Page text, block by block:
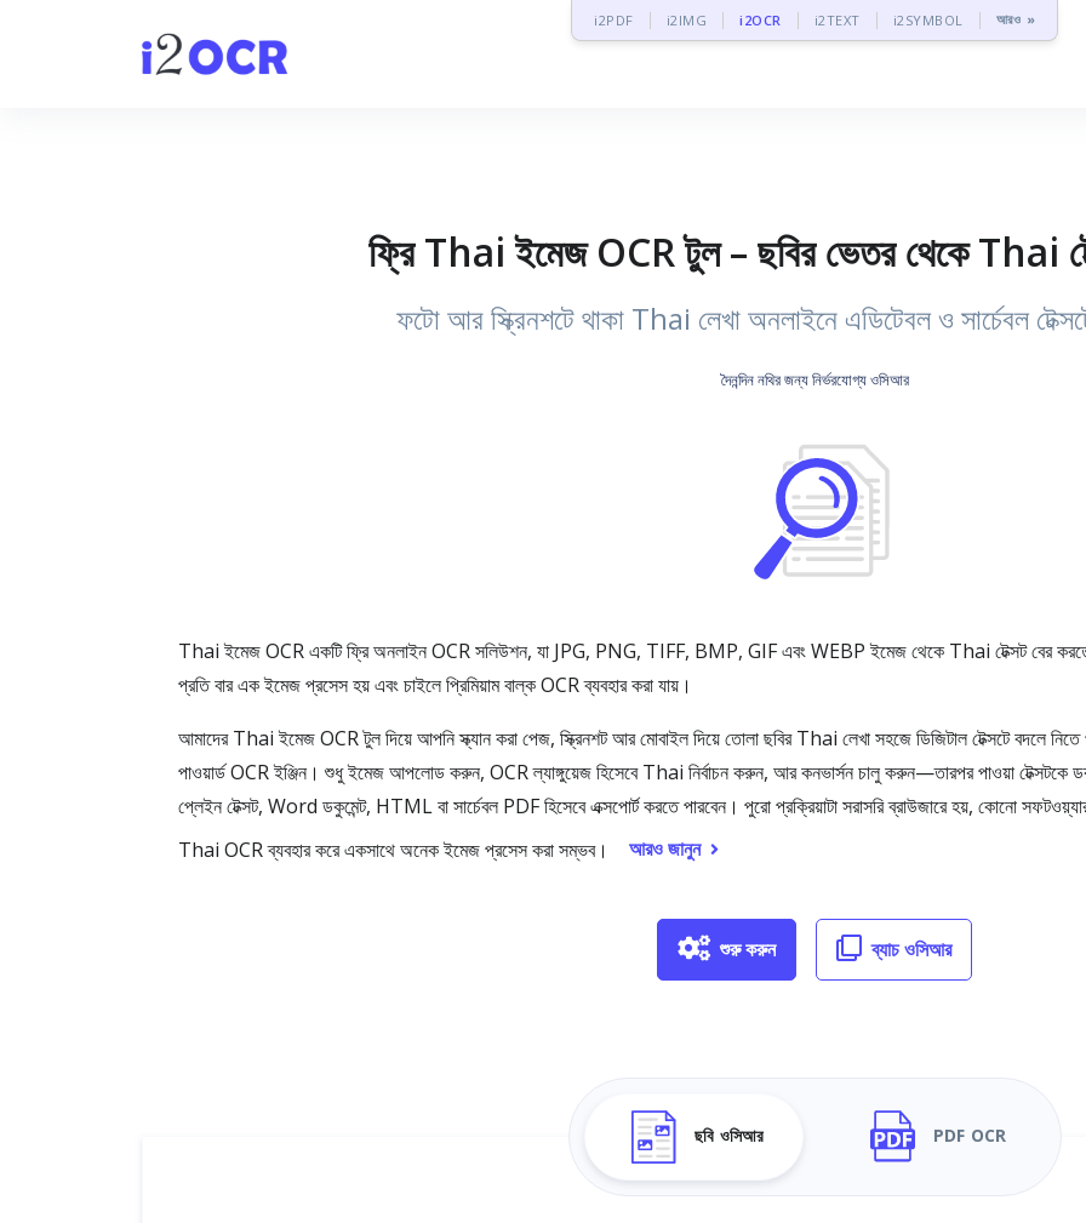
i2PDF i2IMG i2OCR i2TEXT i2SYMBOL আরও »
ফ্রি Thai ইমেজ OCR টুল – ছবির ভেতর থেকে Thai
ফটো আর স্ক্রিনশটে থাকা Thai লেখা অনলাইনে এডিটেবল ও সার্চেবল
দৈনন্দিন নথির জন্য নির্ভরযোগ্য ওসিআর
Thai ইমেজ OCR একটি ফ্রি অনলাইন OCR সলিউশন, যা JPG, PNG, TIFF, BMP, GIF এবং WEBP ইমেজ থেকে Thai টেক্সট বের করতে
প্রতি বার এক ইমেজ প্রসেস হয় এবং চাইলে প্রিমিয়াম বাল্ক OCR ব্যবহার করা যায়।
আমাদের Thai ইমেজ OCR টুল দিয়ে আপনি স্ক্যান করা পেজ, স্ক্রিনশট আর মোবাইল দিয়ে তোলা ছবির Thai লেখা সহজে ডিজিটাল টেক্সটে বদলে
পাওয়ার্ড OCR ইঞ্জিন। শুধু ইমেজ আপলোড করুন, OCR ল্যাঙ্গুয়েজ হিসেবে Thai নির্বাচন করুন, আর কনভার্সন চালু করুন—তারপর পাওয়া টেক্সটকে
প্লেইন টেক্সট, Word ডকুমেন্ট, HTML বা সার্চেবল PDF হিসেবে এক্সপোর্ট করতে পারবেন। পুরো প্রক্রিয়াটা সরাসরি ব্রাউজারে হয়, কোনো
Thai OCR ব্যবহার করে একসাথে অনেক ইমেজ প্রসেস করা সম্ভব।
আরও জানুন
শুরু করুন ব্যাচ ওসিআর
ছবি ওসিআর PDF OCR